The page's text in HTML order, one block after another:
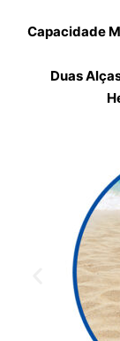
Capacidade
Duas